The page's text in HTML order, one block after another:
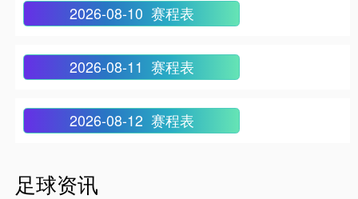
2026-08-10 赛程表
2026-08-11 赛程表
2026-08-12 赛程表
足球资讯